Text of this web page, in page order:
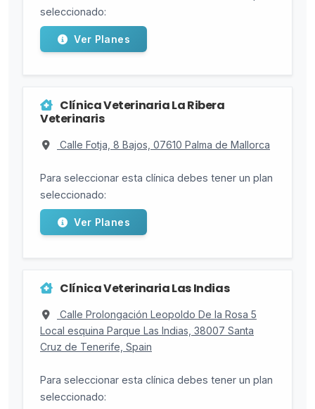
seleccionado:
Ver Planes
Clínica Veterinaria La Ribera
Veterinaris
Calle Fotja, 8 Bajos, 07610 Palma de Mallorca
Para seleccionar esta clínica debes tener un plan
seleccionado:
Ver Planes
Clínica Veterinaria Las Indias
Calle Prolongación Leopoldo De la Rosa 5
Local esquina Parque Las Indias, 38007 Santa
Cruz de Tenerife, Spain
Para seleccionar esta clínica debes tener un plan
seleccionado: